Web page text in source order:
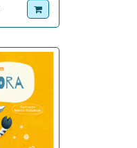
dodaj do koszyka